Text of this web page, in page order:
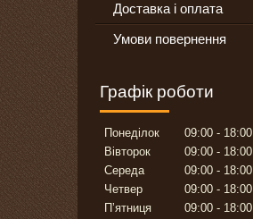
Доставка і оплата
Умови повернення
Графік роботи
Понеділок 09:00
18:00
Вівторок
09:00
18:00
Середа
09:00
18:00
Четвер
09:00
18:00
Пʼятниця
09:00
18:00